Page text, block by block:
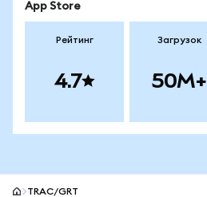
App Store
Рейтинг
4.7
Загрузок
50M+
TRAC/GRT